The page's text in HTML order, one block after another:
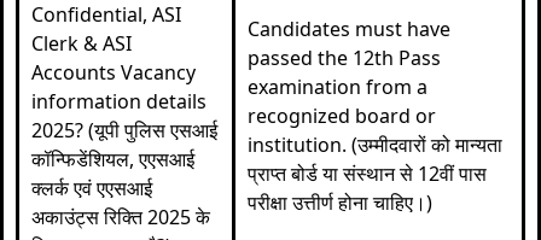
Confidential, ASI
Clerk & ASI
Accounts Vacancy
information details
2025? (यूपी पुलिस एसआई
कॉन्फिडेंशियल, एएसआई
क्लर्क एवं एएसआई
अकाउंट्स रिक्ति 2025 के
Candidates must have
passed the 12th Pass
examination from a
recognized board or
institution. (उम्मीदवारों को मान्यता
प्राप्त बोर्ड या संस्थान से 12वीं पास
परीक्षा उत्तीर्ण होना चाहिए।)